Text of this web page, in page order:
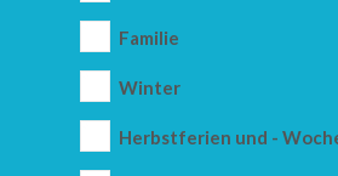
Familie
Winter
Herbstferien und -